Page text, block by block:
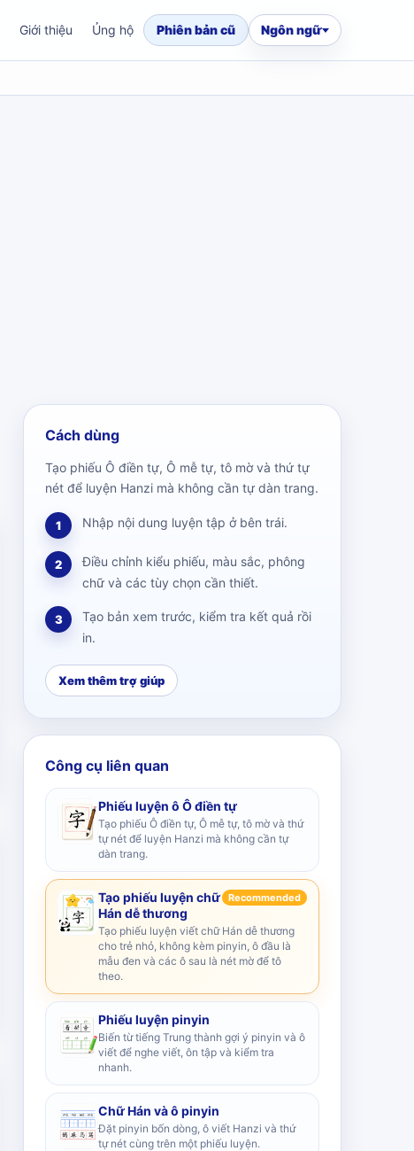
Giới thiệu Ủng hộ Phiên bản cũ Ngôn ngữ
Cách dùng
Tạo phiếu Ô điền tự, Ô mễ tự, tô mờ và thứ tự
nét để luyện Hanzi mà không cần tự dàn trang.
1 Nhập nội dung luyện tập ở bên trái.
2
Điều chỉnh kiểu phiếu, màu sắc, phông
chữ và các tùy chọn cần thiết.
3
Tạo bản xem trước, kiểm tra kết quả rồi
in.
Xem thêm trợ giúp
Công cụ liên quan
Phiếu luyện ô Ô điền tự
Tạo phiếu Ô điền tự, Ô mễ tự, tô mờ và thứ
tự nét để luyện Hanzi mà không cần tự
dàn trang.
Tạo phiếu luyện chữ
Hán dễ thương
Recommended
Tạo phiếu luyện viết chữ Hán dễ thương
cho trẻ nhỏ, không kèm pinyin, ô đầu là
mẫu đen và các ô sau là nét mờ để tô
theo.
Phiếu luyện pinyin
Biến từ tiếng Trung thành gợi ý pinyin và ô
viết để nghe viết, ôn tập và kiểm tra
nhanh.
Chữ Hán và ô pinyin
Đặt pinyin bốn dòng, ô viết Hanzi và thứ
tự nét cùng trên một phiếu luyện.